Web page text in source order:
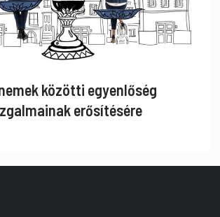
közötti egyenlőség
erősítésére